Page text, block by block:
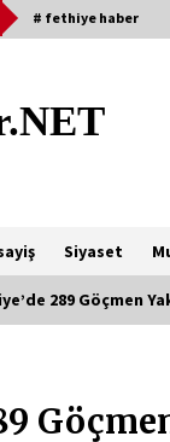
# fethiye haber
Siyaset
289 Göçmen